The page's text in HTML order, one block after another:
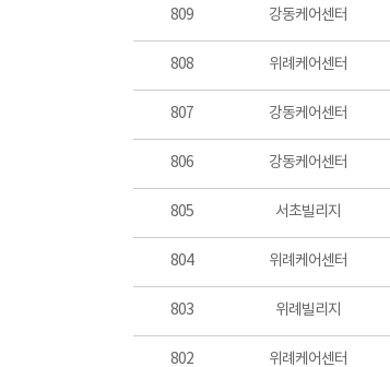
809 강동케어센터
808 위례케어센터
807 강동케어센터
806 강동케어센터
805 서초빌리지
804 위례케어센터
803 위례빌리지
802 위례케어센터